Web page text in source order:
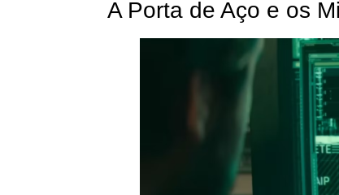
A Porta de Aço e os